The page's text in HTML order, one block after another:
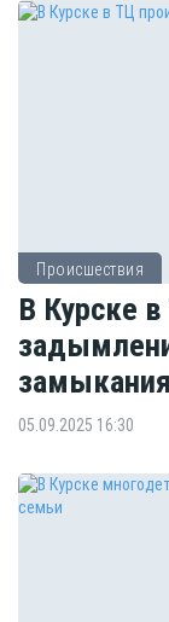
Происшествия
В Курске
замыкания
05.09.2025 16:30